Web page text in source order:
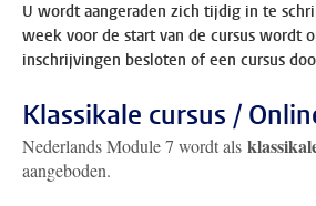
U wordt aangeraden zich tijdig in te
week voor de start van de cursus wordt
inschrijvingen besloten of een cursus
Klassikale cursus /
Nederlands Module 7 wordt als
aangeboden.